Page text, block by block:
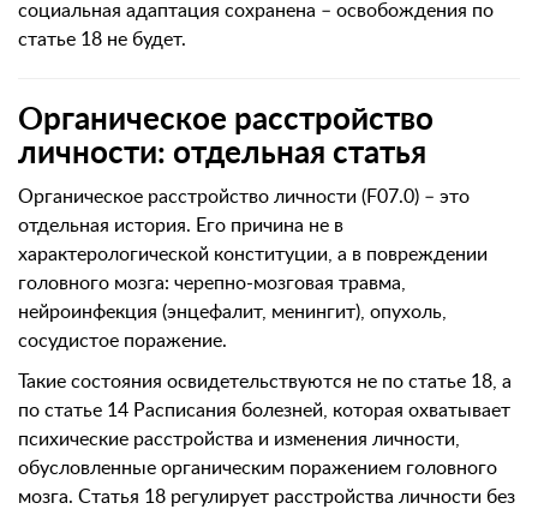
социальная адаптация сохранена – освобождения по
статье 18 не будет.
Органическое расстройство
личности: отдельная статья
Органическое расстройство личности (F07.0) – это
отдельная история. Его причина не в
характерологической конституции, а в повреждении
головного мозга: черепно-мозговая травма,
нейроинфекция (энцефалит, менингит), опухоль,
сосудистое поражение.
Такие состояния освидетельствуются не по статье 18, а
по статье 14 Расписания болезней, которая охватывает
психические расстройства и изменения личности,
обусловленные органическим поражением головного
мозга. Статья 18 регулирует расстройства личности без